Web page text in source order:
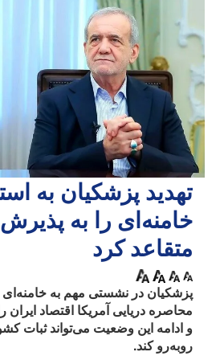
تهدید پزشکیان به
خامنه‌ای را به
متقاعد کرد
پزشکیان در نشستی مهم به خامنه‌ای
محاصره دریایی آمریکا اقتصاد
و ادامه این وضعیت می‌تواند ثبات
روبه‌رو کند.